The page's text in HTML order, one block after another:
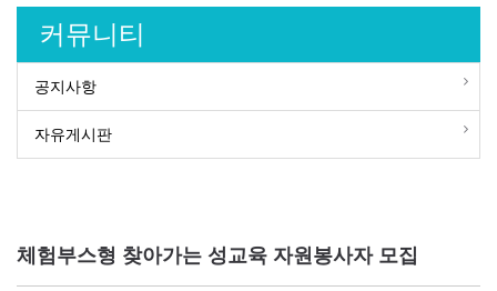
커뮤니티
공지사항
자유게시판
체험부스형 찾아가는 성교육 자원봉사자 모집